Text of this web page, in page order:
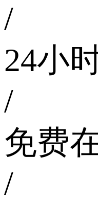
/
24小
/
免费
/